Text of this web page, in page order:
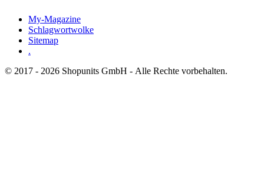
My-Magazine
Schlagwortwolke
Sitemap
.
© 2017 - 2026 Shopunits GmbH - Alle Rechte vorbehalten.